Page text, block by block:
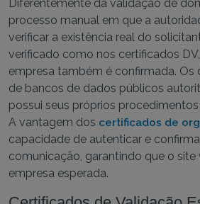
Diferentemente da validação de
processo manual em que a
verificar a existência real do
verificado como nos certificados
empresa também é confirmada. Os
de bancos de dados públicos
possui seus próprios
A vantagem dos certificados de
capacidade de autenticar e
comunicação, garantindo que o
empresa esperada.